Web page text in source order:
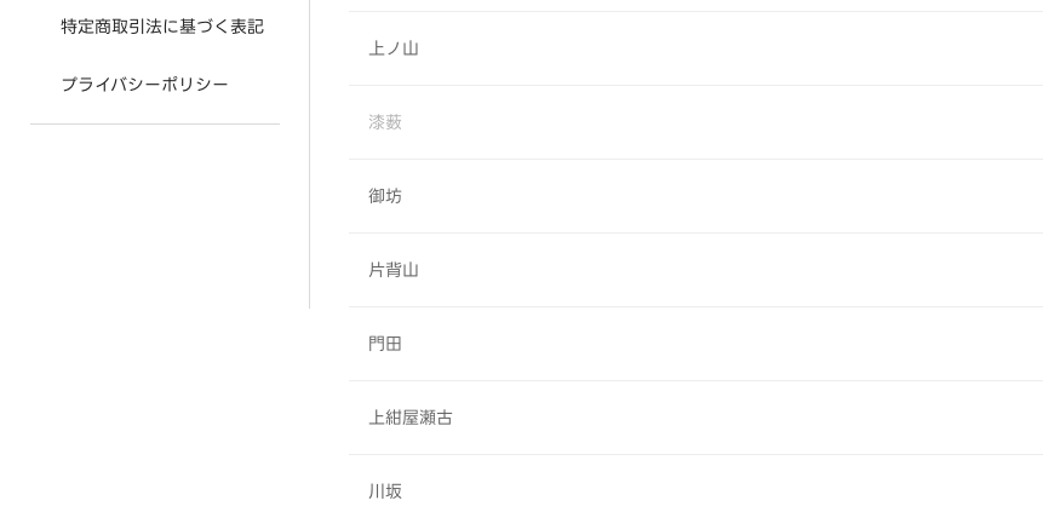
特定商取引法に基づく表記
プライバシーポリシー
上ノ山
漆薮
御坊
片背山
門田
上紺屋瀬古
川坂